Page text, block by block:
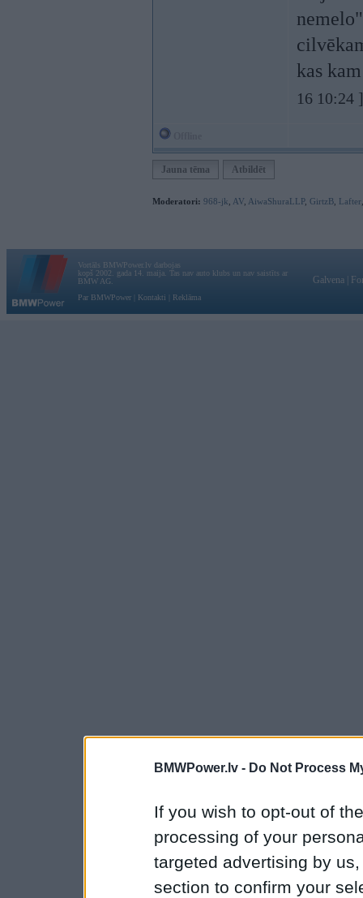
BMWPower.lv - Do Not Process
If you wish to opt-out of
processing of your
targeted advertising by
section to confirm your
kas
16 10:24 ]
Jauna tēma Atbildēt
Moderatori: 968-jk AV AiwaShuraLLP, GirtzB Lafter
Vortāls BMWPower.lv darbojas
kopš 2002. gada 14. maija. Tas nav auto klubs un nav saistīts ar
BMW AG.
Par BMWPower
Kontakti Reklāma
Galvena